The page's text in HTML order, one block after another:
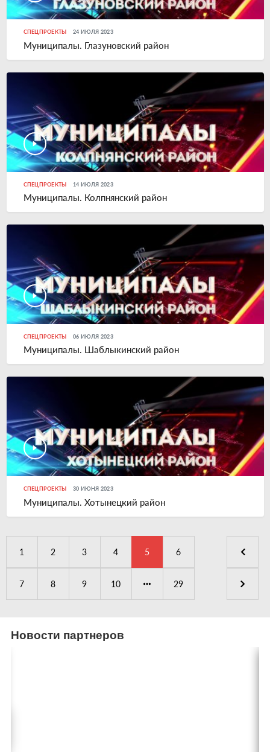
СПЕЦПРОЕКТЫ 24 ИЮЛЯ 2023
Муниципалы. Глазуновский район
СПЕЦПРОЕКТЫ 14 ИЮЛЯ 2023
Муниципалы. Колпнянский район
СПЕЦПРОЕКТЫ 06 ИЮЛЯ 2023
Муниципалы. Шаблыкинский район
СПЕЦПРОЕКТЫ 30 ИЮНЯ 2023
Муниципалы. Хотынецкий район
1 2 3 4 5 6
7 8 9 10 29
Новости партнеров